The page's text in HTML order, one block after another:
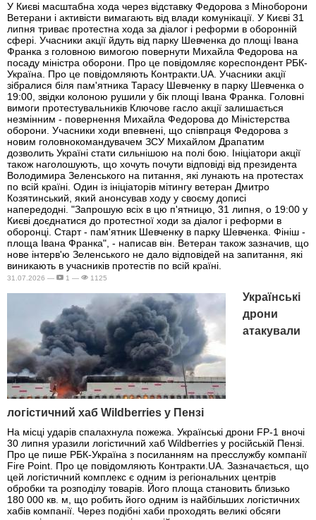
У Києві масштабна хода через відставку Федорова з Міноборони
Ветерани і активісти вимагають від влади комунікації. У Києві 31
липня триває протестна хода за діалог і реформи в оборонній
сфері. Учасники акції йдуть від парку Шевченка до площі Івана
Франка з головною вимогою повернути Михайла Федорова на
посаду міністра оборони. Про це повідомляє кореспондент РБК-
Україна. Про це повідомляють Контракти.UA. Учасники акції
зібралися біля пам'ятника Тарасу Шевченку в парку Шевченка о
19:00, звідки колоною рушили у бік площі Івана Франка. Головні
вимоги протестувальників Ключове гасло акції залишається
незмінним - повернення Михайла Федорова до Міністерства
оборони. Учасники ходи впевнені, що співпраця Федорова з
новим головнокомандувачем ЗСУ Михайлом Драпатим
дозволить Україні стати сильнішою на полі бою. Ініціатори акції
також наголошують, що хочуть почути відповіді від президента
Володимира Зеленського на питання, які лунають на протестах
по всій країні. Один із ініціаторів мітингу ветеран Дмитро
Козятинський, який анонсував ходу у своєму дописі
напередодні. "Запрошую всіх в цю п'ятницю, 31 липня, о 19:00 у
Києві доєднатися до протестної ходи за діалог і реформи в
оборонці. Старт - пам'ятник Шевченку в парку Шевченка. Фініш -
площа Івана Франка", - написав він. Ветеран також зазначив, що
нове інтерв'ю Зеленського не дало відповідей на запитання, які
виникають в учасників протестів по всій країні.
31.07.2026 — 1 — 1125
Українські
дрони
атакували
логістичний хаб Wildberries у Пензі
На місці ударів спалахнула пожежа. Українські дрони FP-1 вночі
30 липня уразили логістичний хаб Wildberries у російській Пензі.
Про це пише РБК-Україна з посиланням на пресслужбу компанії
Fire Point. Про це повідомляють Контракти.UA. Зазначається, що
цей логістичний комплекс є одним із регіональних центрів
обробки та розподілу товарів. Його площа становить близько
180 000 кв. м, що робить його одним із найбільших логістичних
хабів компанії. Через подібні хаби проходять великі обсяги